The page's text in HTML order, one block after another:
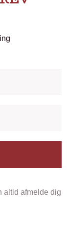
altid afmelde dig